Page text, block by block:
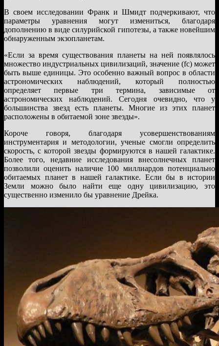
В своем исследовании Франк и Шмидт подчеркивают, что
параметры уравнения могут измениться, благодаря
дополнению в виде силурийской гипотезы, а также новейшим
обнаруженным экзопланетам.
«Если за время существования планеты на ней появлялось
множество индустриальных цивилизаций, значение (fc) может
быть выше единицы. Это особенно важный вопрос в области
астрономических наблюдений, который полностью
определяет первые три термина, зависимые от
астрономических наблюдений. Сегодня очевидно, что у
большинства звезд есть планеты. Многие из этих планет
расположены в обитаемой зоне звезды».
Короче говоря, благодаря усовершенствованиям
инструментария и методологии, ученые смогли определить
скорость, с которой звезды формируются в нашей галактике.
Более того, недавние исследования внесолнечных планет
позволили оценить наличие 100 миллиардов потенциально
обитаемых планет в нашей галактике. Если бы в истории
Земли можно было найти еще одну цивилизацию, это
существенно изменило бы уравнение Дрейка.